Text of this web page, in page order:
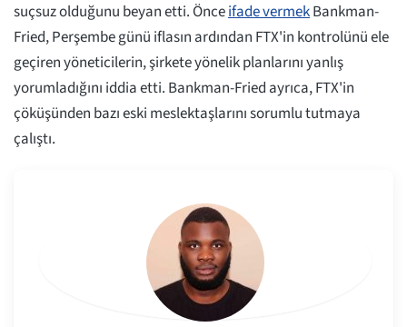
suçsuz olduğunu beyan etti. Önceifade vermekBankman-
Fried, Perşembe günü iflasın ardından FTX'in kontrolünü ele
geçiren yöneticilerin, şirkete yönelik planlarını yanlış
yorumladığını iddia etti. Bankman-Fried ayrıca, FTX'in
çöküşünden bazı eski meslektaşlarını sorumlu tutmaya
çalıştı.